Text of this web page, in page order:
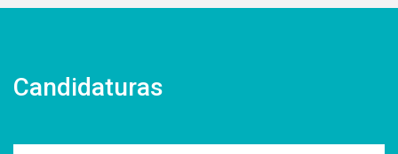
Candidaturas